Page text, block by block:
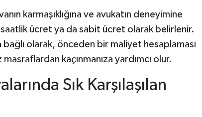
karmaşıklığına ve avukatın deneyimine
ücret ya da sabit ücret olarak belirlenir.
olarak, önceden bir maliyet hesaplaması
kaçınmanıza yardımcı olur.
Sık Karşılaşılan